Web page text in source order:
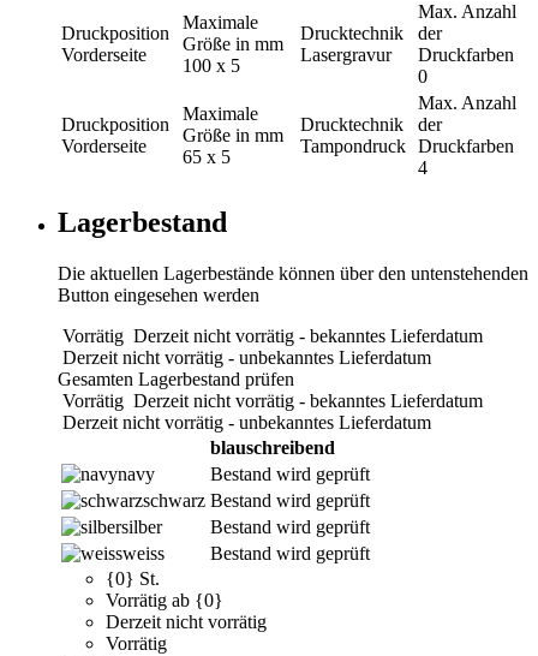
Druckposition
Vorderseite
Maximale
Größe in mm
100 x 5
Drucktechnik
Lasergravur
Max. Anzahl
der
Druckfarben
0
Druckposition
Vorderseite
Maximale
Größe in mm
65 x 5
Drucktechnik
Tampondruck
Max. Anzahl
der
Druckfarben
4
Lagerbestand
Die aktuellen Lagerbestände können über den untenstehenden
Button eingesehen werden
Vorrätig Derzeit nicht vorrätig - bekanntes Lieferdatum
Derzeit nicht vorrätig - unbekanntes Lieferdatum
Gesamten Lagerbestand prüfen
Vorrätig Derzeit nicht vorrätig - bekanntes Lieferdatum
Derzeit nicht vorrätig - unbekanntes Lieferdatum
blauschreibend
navy
Bestand wird geprüft
schwarz Bestand wird geprüft
silber
Bestand wird geprüft
weiss
Bestand wird geprüft
{0} St.
Vorrätig ab {0}
Derzeit nicht vorrätig
Vorrätig